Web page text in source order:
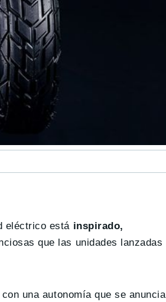
eléctrico está inspirado,
que las unidades lanzadas
con una autonomía que se anuncia